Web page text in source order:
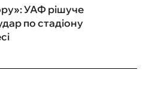
УАФ рішуче
по стадіону